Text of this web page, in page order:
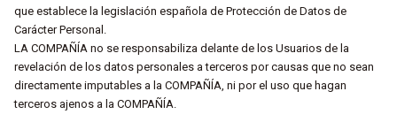
que establece la legislación española de Protección de Datos de
Carácter Personal.
LA COMPAÑÍA no se responsabiliza delante de los Usuarios de la
revelación de los datos personales a terceros por causas que no sean
directamente imputables a la COMPAÑÍA, ni por el uso que hagan
terceros ajenos a la COMPAÑÍA.